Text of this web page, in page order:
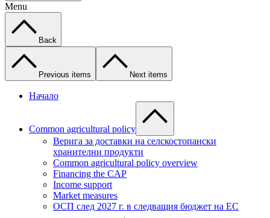
Menu
Back
Previous items Next items
Начало
Common agricultural policy
Верига за доставки на селскостопански
хранителни продукти
Common agricultural policy overview
Financing the CAP
Income support
Market measures
ОСП след 2027 г. в следващия бюджет на ЕС